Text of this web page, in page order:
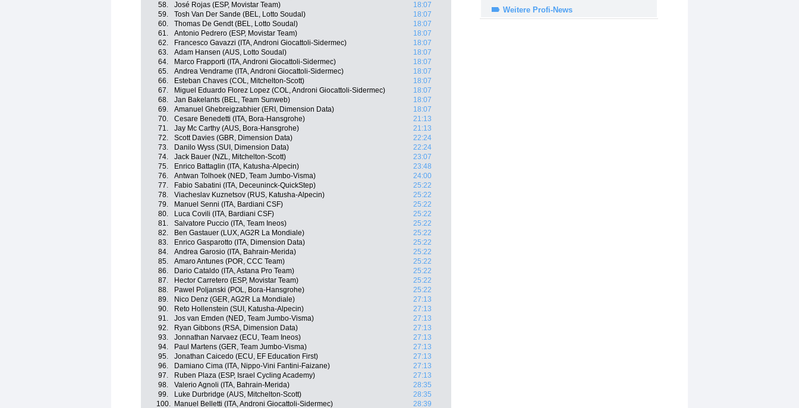
58.
José Rojas (ESP, Movistar Team)
18:07
59.
Tosh Van Der Sande (BEL, Lotto Soudal)
18:07
60.
Thomas De Gendt (BEL, Lotto Soudal)
18:07
61.
Antonio Pedrero (ESP, Movistar Team)
18:07
62.
Francesco Gavazzi (ITA, Androni Giocattoli-Sidermec)
18:07
63.
Adam Hansen (AUS, Lotto Soudal)
18:07
64.
Marco Frapporti (ITA, Androni Giocattoli-Sidermec)
18:07
65.
Andrea Vendrame (ITA, Androni Giocattoli-Sidermec)
18:07
66.
Esteban Chaves (COL, Mitchelton-Scott)
18:07
67.
Miguel Eduardo Florez Lopez (COL, Androni Giocattoli-Sidermec)
18:07
68.
Jan Bakelants (BEL, Team Sunweb)
18:07
69.
Amanuel Ghebreigzabhier (ERI, Dimension Data)
18:07
70.
Cesare Benedetti (ITA, Bora-Hansgrohe)
21:13
71.
Jay Mc Carthy (AUS, Bora-Hansgrohe)
21:13
72.
Scott Davies (GBR, Dimension Data)
22:24
73.
Danilo Wyss (SUI, Dimension Data)
22:24
74.
Jack Bauer (NZL, Mitchelton-Scott)
23:07
75.
Enrico Battaglin (ITA, Katusha-Alpecin)
23:48
76.
Antwan Tolhoek (NED, Team Jumbo-Visma)
24:00
77.
Fabio Sabatini (ITA, Deceuninck-QuickStep)
25:22
78.
Viacheslav Kuznetsov (RUS, Katusha-Alpecin)
25:22
79.
Manuel Senni (ITA, Bardiani CSF)
25:22
80.
Luca Covili (ITA, Bardiani CSF)
25:22
81.
Salvatore Puccio (ITA, Team Ineos)
25:22
82.
Ben Gastauer (LUX, AG2R La Mondiale)
25:22
83.
Enrico Gasparotto (ITA, Dimension Data)
25:22
84.
Andrea Garosio (ITA, Bahrain-Merida)
25:22
85.
Amaro Antunes (POR, CCC Team)
25:22
86.
Dario Cataldo (ITA, Astana Pro Team)
25:22
87.
Hector Carretero (ESP, Movistar Team)
25:22
88.
Pawel Poljanski (POL, Bora-Hansgrohe)
25:22
89.
Nico Denz (GER, AG2R La Mondiale)
27:13
90.
Reto Hollenstein (SUI, Katusha-Alpecin)
27:13
91.
Jos van Emden (NED, Team Jumbo-Visma)
27:13
92.
Ryan Gibbons (RSA, Dimension Data)
27:13
93.
Jonnathan Narvaez (ECU, Team Ineos)
27:13
94.
Paul Martens (GER, Team Jumbo-Visma)
27:13
95.
Jonathan Caicedo (ECU, EF Education First)
27:13
96.
Damiano Cima (ITA, Nippo-Vini Fantini-Faizane)
27:13
97.
Ruben Plaza (ESP, Israel Cycling Academy)
27:13
98.
Valerio Agnoli (ITA, Bahrain-Merida)
28:35
99.
Luke Durbridge (AUS, Mitchelton-Scott)
28:35
100.
Manuel Belletti (ITA, Androni Giocattoli-Sidermec)
28:39
Weitere Profi-News